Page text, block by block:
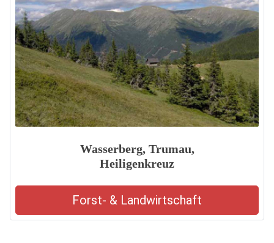
Wasserberg, Trumau,
Heiligenkreuz
Forst- & Landwirtschaft